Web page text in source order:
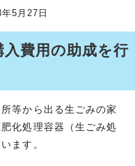
5月27日
費用の助成を行
等から出る生ごみの家
化処理容器（生ごみ処
ます。